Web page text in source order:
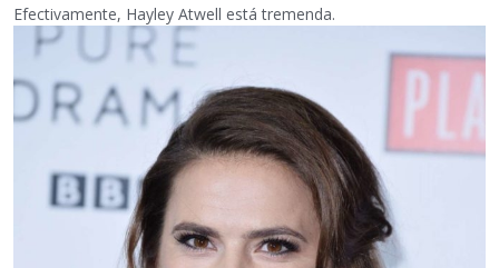
Efectivamente, Hayley Atwell está tremenda.